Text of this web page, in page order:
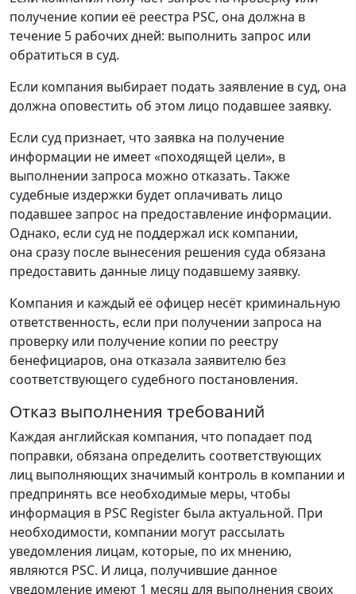
получение копии её реестра PSC, она должна в
течение 5 рабочих дней: выполнить запрос или
обратиться в суд.
Если компания выбирает подать заявление в суд, она
должна оповестить об этом лицо подавшее заявку.
Если суд признает, что заявка на получение
информации не имеет «походящей цели», в
выполнении запроса можно отказать. Также
судебные издержки будет оплачивать лицо
подавшее запрос на предоставление информации.
Однако, если суд не поддержал иск компании,
она сразу после вынесения решения суда обязана
предоставить данные лицу подавшему заявку.
Компания и каждый её офицер несёт криминальную
ответственность, если при получении запроса на
проверку или получение копии по реестру
бенефициаров, она отказала заявителю без
соответствующего судебного постановления.
Отказ выполнения требований
Каждая английская компания, что попадает под
поправки, обязана определить соответствующих
лиц выполняющих значимый контроль в компании и
предпринять все необходимые меры, чтобы
информация в PSC Register была актуальной. При
необходимости, компании могут рассылать
уведомления лицам, которые, по их мнению,
являются PSC. И лица, получившие данное
уведомление имеют 1 месяц для выполнения своих